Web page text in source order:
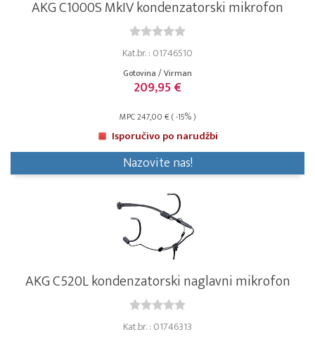
AKG C1000S MkIV kondenzatorski mikrofon
Kat.br. : 01746510
Gotovina / Virman
209,95 €
MPC 247,00 € ( -15% )
Isporučivo po narudžbi
Nazovite nas!
AKG C520L kondenzatorski naglavni mikrofon
Kat.br. : 01746313